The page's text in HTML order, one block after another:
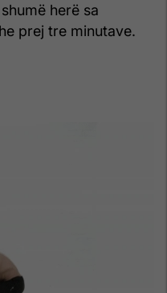
herë sa
prej tre minutave.